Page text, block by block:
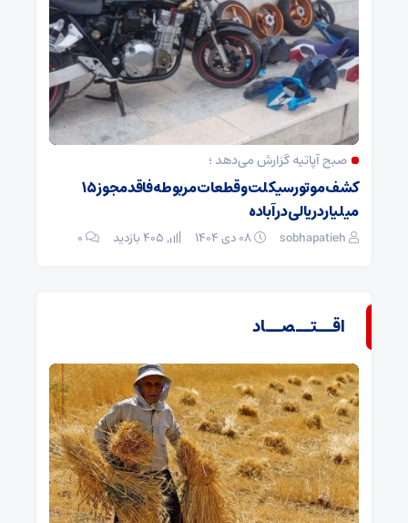
صبح آپاتیه گزارش می‌دهد ؛
کشف موتورسیکلت و قطعات مربوطه فاقد مجوز ۱۵
میلیارد ریالی در آباده
sobhapatieh ۰
اقــتــصــاد